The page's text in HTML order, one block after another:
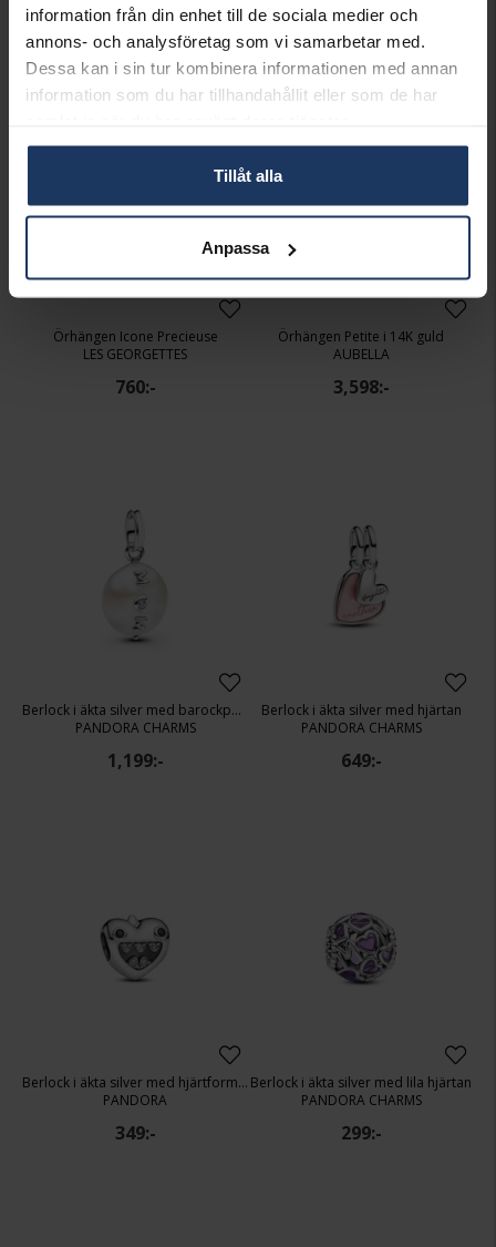
information från din enhet till de sociala medier och
annons- och analysföretag som vi samarbetar med.
Dessa kan i sin tur kombinera informationen med annan
information som du har tillhandahållit eller som de har
Tillåt alla
Anpassa
2,299:- 899:-
Örhängen Icone Precieuse
LES GEORGETTES
760:-
Örhängen Petite i 14K guld
AUBELLA
3,598:-
Berlock i äkta silver med barockpärla
PANDORA CHARMS
1,199:-
Berlock i äkta silver med hjärtan
PANDORA CHARMS
649:-
Berlock i äkta silver med hjärtformat monster
PANDORA
349:-
Berlock i äkta silver med lila hjärtan
PANDORA CHARMS
299:-